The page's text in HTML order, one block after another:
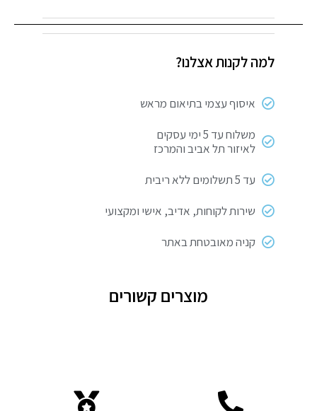
לרולר
ספוג
למה לקנות אצלנו?
איסוף עצמי בתיאום מראש
משלוח עד 5 ימי עסקים
לאיזור תל אביב והמרכז
עד 5 תשלומים ללא ריבית
שירות לקוחות, אדיב, אישי ומקצועי
קניה מאובטחת באתר
מוצרים קשורים